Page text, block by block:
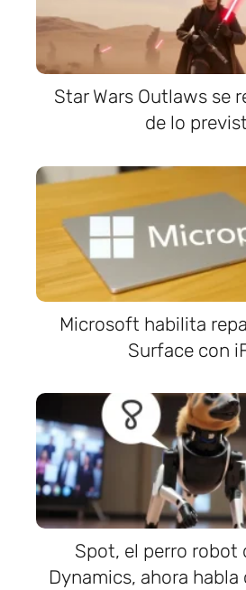
Star Wars Outlaws se
de lo
Microsoft habilita
Surface con
Spot, el perro robot
Dynamics, ahora habla